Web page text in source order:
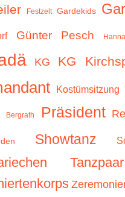
Festzelt Gardekids
Günter Pesch
KG KG
Kostümsitzung
Bergrath Präsident
Showtanz
Tanzpaar